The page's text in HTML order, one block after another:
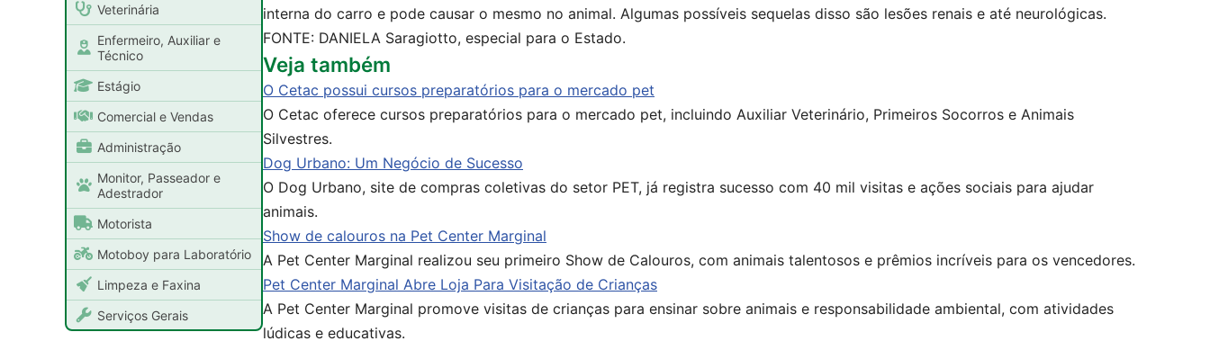
Veterinária
Enfermeiro, Auxiliar e
Técnico
Estágio
Comercial e Vendas
Administração
Monitor, Passeador e
Adestrador
Motorista
Motoboy para Laboratório
Limpeza e Faxina
Serviços Gerais
interna do carro e pode causar o mesmo no animal. Algumas possíveis sequelas disso são lesões renais e até neurológicas.
FONTE: DANIELA Saragiotto, especial para o Estado.
Veja também
O Cetac possui cursos preparatórios para o mercado pet
O Cetac oferece cursos preparatórios para o mercado pet, incluindo Auxiliar Veterinário, Primeiros Socorros e Animais
Silvestres.
Dog Urbano: Um Negócio de Sucesso
O Dog Urbano, site de compras coletivas do setor PET, já registra sucesso com 40 mil visitas e ações sociais para ajudar
animais.
Show de calouros na Pet Center Marginal
A Pet Center Marginal realizou seu primeiro Show de Calouros, com animais talentosos e prêmios incríveis para os vencedores.
Pet Center Marginal Abre Loja Para Visitação de Crianças
A Pet Center Marginal promove visitas de crianças para ensinar sobre animais e responsabilidade ambiental, com atividades
lúdicas e educativas.